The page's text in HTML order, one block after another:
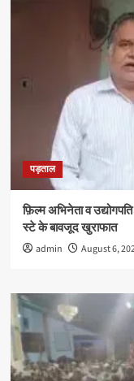
पड़ताल
फ़िल्म अभिनेता व
स्टे के बावजूद खुराफात
admin August 6,